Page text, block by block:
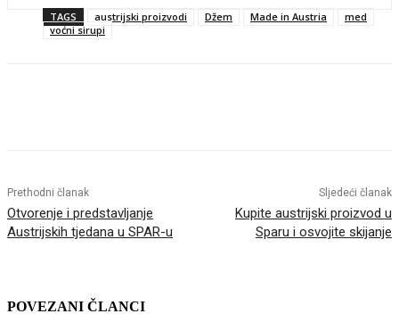
TAGS austrijski proizvodi Džem Made in Austria
med
voćni sirupi
Prethodni članak
Otvorenje i predstavljanje
Austrijskih tjedana u SPAR-u
Sljedeći članak
Kupite austrijski proizvod u
Sparu i osvojite skijanje
POVEZANI ČLANCI